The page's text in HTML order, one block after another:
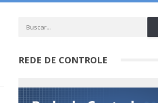
REDE DE CONTROLE